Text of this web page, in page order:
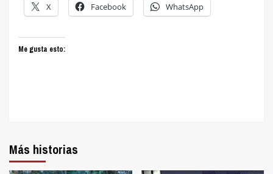
X Facebook WhatsApp
Me gusta esto:
Más historias